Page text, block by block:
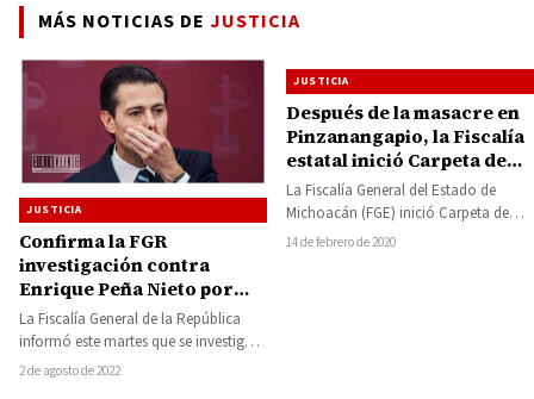
MÁS NOTICIAS DE JUSTICIA
JUSTICIA
Confirma la FGR
investigación contra
Enrique Peña Nieto por
delitos patrimoniales y
electorales, lavado de
dinero, transferencias
internacionales ilegales y
La Fiscalía General de la República
informó este martes que se investiga
al expresidente Enrique Peña Nieto
2 de agosto de 2022
JUSTICIA
Después de la masacre en
Pinzanangapio, la Fiscalía
estatal inició Carpeta de
Investigación
La Fiscalía General del Estado de
Michoacán (FGE) inició Carpeta de
Investigación con relación a hechos
14 de febrero de 2020